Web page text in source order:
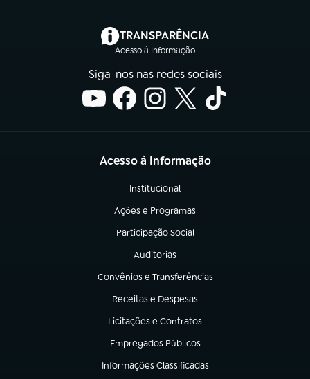
TRANSPARÊNCIA
Acesso à Informação
(abre em nova aba)
Siga-nos nas redes sociais
Acesso à Informação
Institucional
(abre em nova aba)
Ações e Programas
(abre em nova aba)
Participação Social
(abre em nova aba)
Auditorias
(abre em nova aba)
Convênios e Transferências
(abre em nova aba)
Receitas e Despesas
(abre em nova aba)
Licitações e Contratos
(abre em nova aba)
Empregados Públicos
(abre em nova aba)
Informações Classificadas
(abre em nova aba)